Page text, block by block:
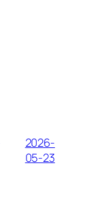
2026-
05-23